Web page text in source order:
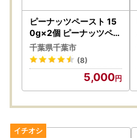
ピーナッツペースト 15
0g×2個 ピーナッツペー
スト
千葉県千葉市
(8)
5,000